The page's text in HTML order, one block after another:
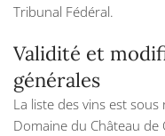
Tribunal Fédéral.
Validité et
générales
La liste des vins est
Domaine du Château